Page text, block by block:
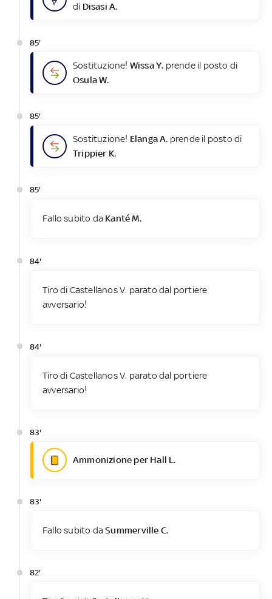
di Disasi A.
85'
Sostituzione! Wissa Y. prende il posto di
Osula W.
85'
Sostituzione! Elanga A. prende il posto di
Trippier K.
85'
Fallo subito da Kanté M.
84'
Tiro di Castellanos V. parato dal portiere
avversario!
84'
Tiro di Castellanos V. parato dal portiere
avversario!
83'
Ammonizione per Hall L.
83'
Fallo subito daSummerville C.
82'